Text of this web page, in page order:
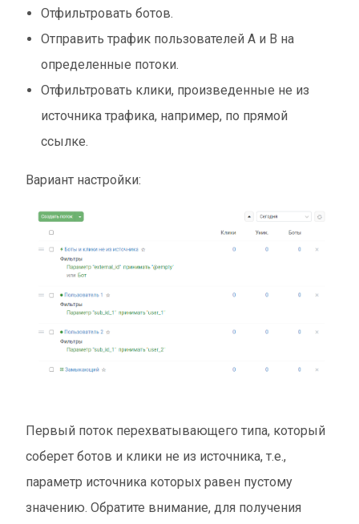
Отфильтровать ботов.
Отправить трафик пользователей А и В на
определенные потоки.
Отфильтровать клики, произведенные не из
источника трафика, например, по прямой
ссылке.
Вариант настройки:
Первый поток перехватывающего типа, который
соберет ботов и клики не из источника, т.е.,
параметр источника которых равен пустому
значению. Обратите внимание, для получения